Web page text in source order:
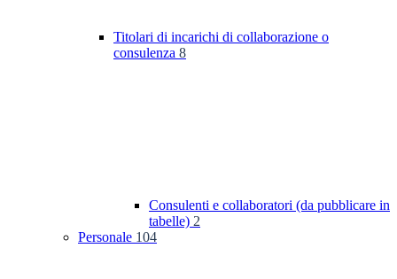
Titolari di incarichi di collaborazione o
consulenza 8
Consulenti e collaboratori (da pubblicare in
tabelle) 2
Personale 104